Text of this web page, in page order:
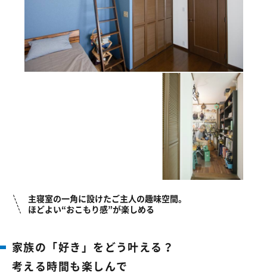
主寝室の一角に設けたご主人の趣味空間。
ほどよい“おこもり感”が楽しめる
家族の「好き」を どう叶える？
考える時間も楽しんで